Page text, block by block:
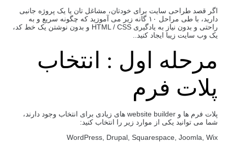
اگر قصد طراحی سایت برای خودتان، مشاغل تان یا یک پروژه جانبی
دارید، با طی مراحل ۱۰ گانه زیر می آموزید که چگونه سریع و به
راحتی و بدون نیاز به یادگیری HTML / CSS و بدون نوشتن یک خط کد،
یک وب سایت زیبا ایجاد کنید..
مرحله اول : انتخاب
پلات فرم
پلات فرم ها و website builder های زیادی برای انتخاب وجود دارند،
شما می توانید یکی از موارد زیر را انتخاب کنید:
WordPress, Drupal, Squarespace, Joomla, Wix